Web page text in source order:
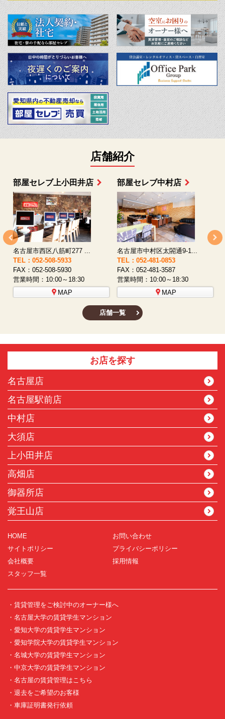
店舗紹介
部屋セレブ上小田井店
名古屋市西区八筋町277 ...
TEL：052-508-5933
FAX：052-508-5930
営業時間：10:00～18:30
MAP
部屋セレブ中村店
名古屋市中村区太閤通9-1...
TEL：052-481-0853
FAX：052-481-3587
営業時間：10:00～18:30
MAP
店舗一覧
お店を探す
名古屋店
名古屋駅前店
中村店
大須店
上小田井店
高畑店
御器所店
覚王山店
HOME
お問い合わせ
サイトポリシー
プライバシーポリシー
会社概要
採用情報
スタッフ一覧
・賃貸管理をご検討中のオーナー様へ
・名古屋大学の賃貸学生マンション
・愛知大学の賃貸学生マンション
・愛知学院大学の賃貸学生マンション
・名城大学の賃貸学生マンション
・中京大学の賃貸学生マンション
・名古屋の賃貸管理はこちら
・退去をご希望のお客様
・車庫証明書発行依頼